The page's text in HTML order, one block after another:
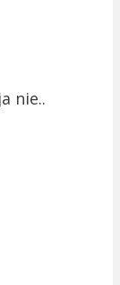
nie..